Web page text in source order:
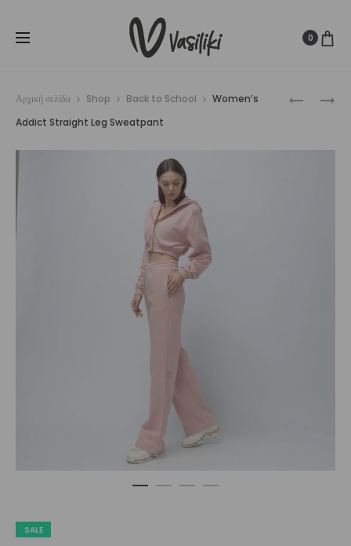
των
80€ 0
WOMEN’S
WOMEN’S
Αρχική σελίδα Shop Back to School
Women’s
Addict Straight Leg Sweatpant
SALE